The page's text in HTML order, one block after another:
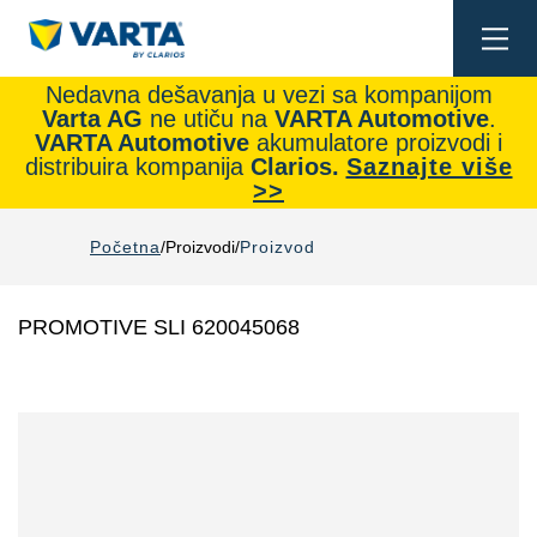
Nedavna dešavanja u vezi sa kompanijom
Varta AG ne utiču na VARTA Automotive.
VARTA Automotive akumulatore proizvodi i
distribuira kompanija Clarios. Saznajte više
>>
Početna Proizvodi Proizvod
PROMOTIVE SLI 620045068